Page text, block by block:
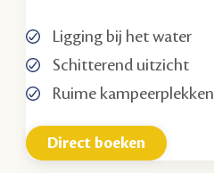
Ligging bij het water
Schitterend uitzicht
Ruime kampeerplekken
Direct boeken